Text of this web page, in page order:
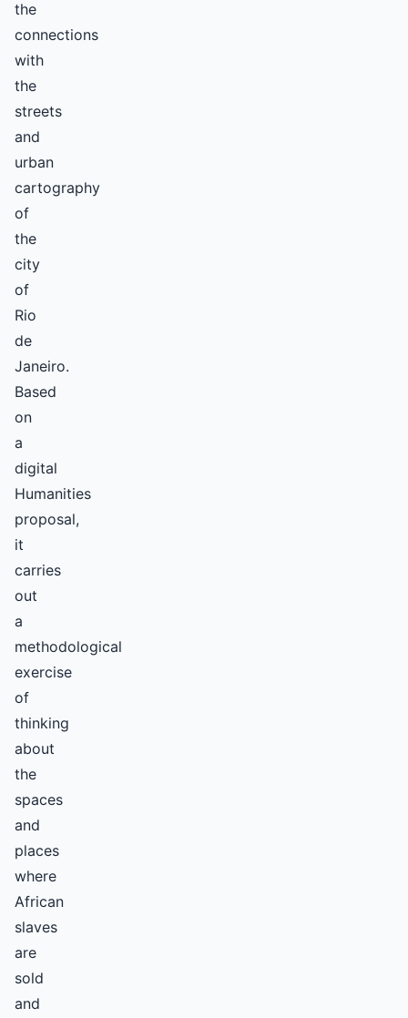
the
connections
with
the
streets
and
urban
cartography
of
the
city
of
Rio
de
Janeiro.
Based
on
a
digital
Humanities
proposal,
it
carries
out
a
methodological
exercise
of
thinking
about
the
spaces
and
places
where
African
slaves
are
sold
and